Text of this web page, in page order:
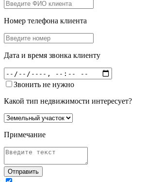
Номер телефона клиента
Дата и время звонка клиенту
Звонить не нужно
Какой тип недвижимости интересует?
Примечание
Отправить